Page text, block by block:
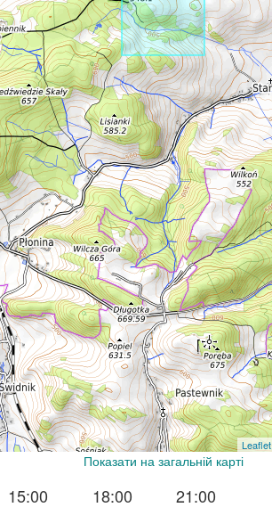
Leaflet
Показати на загальній карті
15:00 18:00 21:00